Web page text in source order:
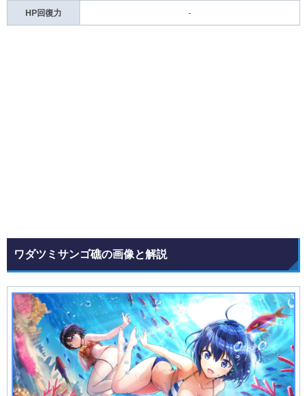
HP回復力 -
ワダツミサンゴ礁の画像と解説